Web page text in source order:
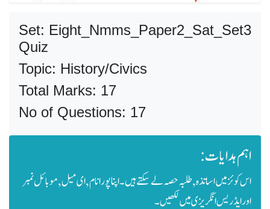
Set: Eight_Nmms_Paper2_Sat_Set3
Quiz
Topic: History/Civics
Total Marks: 17
No of Questions: 17
اہم ہدایات:
اس کوئز میں اساتذہ, طلبہ حصہ لے سکتے ہیں۔ اپنا پورا نام, ای میل ,موبائل نمبر
اور ایڈریس انگریزی میں لکھیں۔